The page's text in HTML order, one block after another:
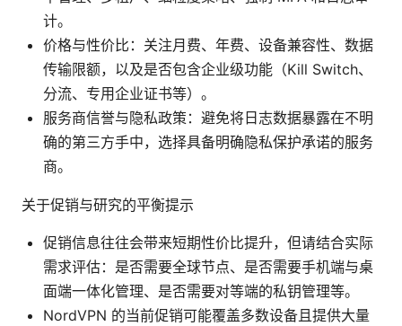
计。
价格与性价比：关注月费、年费、设备兼容性、数据
传输限额，以及是否包含企业级功能（Kill Switch、
分流、专用企业证书等）。
服务商信誉与隐私政策：避免将日志数据暴露在不明
确的第三方手中，选择具备明确隐私保护承诺的服务
商。
关于促销与研究的平衡提示
促销信息往往会带来短期性价比提升，但请结合实际
需求评估：是否需要全球节点、是否需要手机端与桌
面端一体化管理、是否需要对等端的私钥管理等。
NordVPN 的当前促销可能覆盖多数设备且提供大量